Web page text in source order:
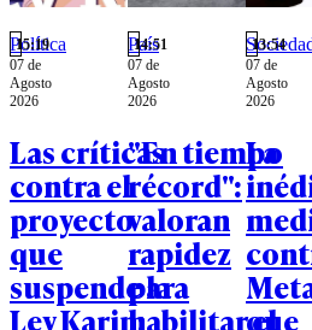
Política
15:19
07 de
Agosto
2026
Las críticas
contra el
proyecto
que
suspende la
Ley Karin:
País
14:51
07 de
Agosto
2026
"En tiempo
récord":
valoran
rapidez
para
habilitar el
13:54
07 de
Agosto
2026
La
que